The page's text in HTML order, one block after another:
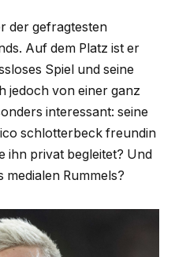
der gefragtesten
Auf dem Platz ist er
Spiel und seine
jedoch von einer ganz
interessant: seine
schlotterbeck freundin
ihn privat begleitet? Und
medialen Rummels?